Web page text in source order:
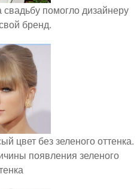
помогло дизайнеру
бренд.
цвет без зеленого оттенка.
появления зеленого